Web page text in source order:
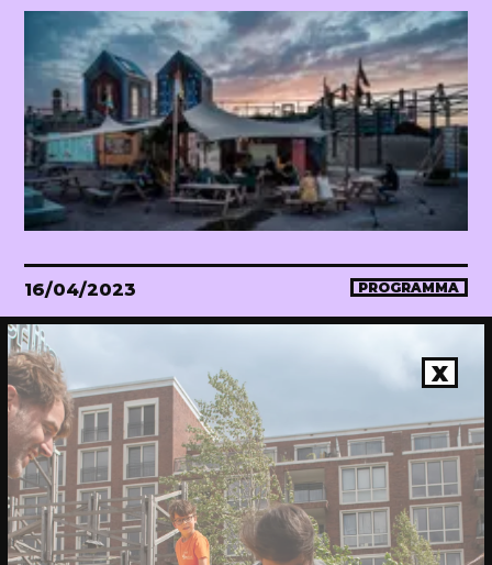
16/04/2023 PROGRAMMA
WEKEA Opening: Maak mee!
Onthulling van de megahuiskamer
van de stad. Met diverse events.
X